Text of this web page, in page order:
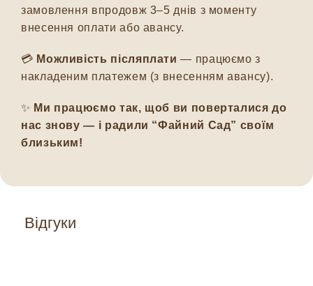
Відгуки
замовлення впродовж 3–5 днів з моменту
внесення оплати або авансу.
💳 Можливість післяплати — працюємо з
накладеним платежем (з внесенням авансу).
✨ Ми працюємо так, щоб ви поверталися до
нас знову — і радили “Файний Сад” своїм
близьким!